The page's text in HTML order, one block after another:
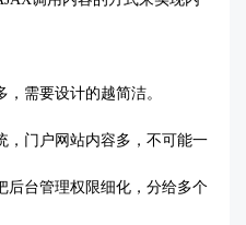
需要设计的越简洁。
，门户网站内容多，不可能一
后台管理权限细化，分给多个